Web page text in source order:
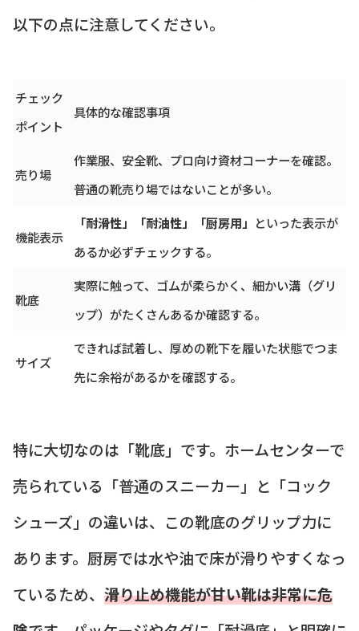
以下の点に注意してください。
チェック
ポイント
具体的な確認事項
売り場
作業服、安全靴、プロ向け資材コーナーを確認。
普通の靴売り場ではないことが多い。
機能表示
「耐滑性」「耐油性」「厨房用」 といった表示が
あるか必ずチェックする。
靴底
実際に触って、ゴムが柔らかく、細かい溝（グリ
ップ）がたくさんあるか確認する。
サイズ
できれば試着し、厚めの靴下を履いた状態でつま
先に余裕があるかを確認する。
特に大切なのは「靴底」です。ホームセンターで
売られている「普通のスニーカー」と「コック
シューズ」の違いは、この靴底のグリップ力に
あります。厨房では水や油で床が滑りやすくなっ
ているため、 滑り止め機能が甘い靴は非常に危